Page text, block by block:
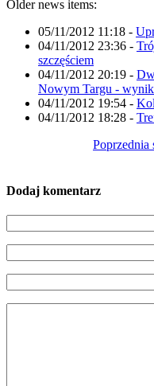
Older news items:
05/11/2012 11:18 -
04/11/2012 23:36 -
szczęściem
04/11/2012 20:19 -
Nowym Targu -
04/11/2012 19:54 -
04/11/2012 18:28 -
Poprzednia
Dodaj komentarz